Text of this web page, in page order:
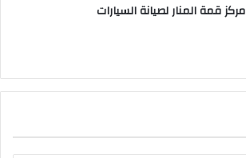
مركز قمة المنار لصيانة السيارات